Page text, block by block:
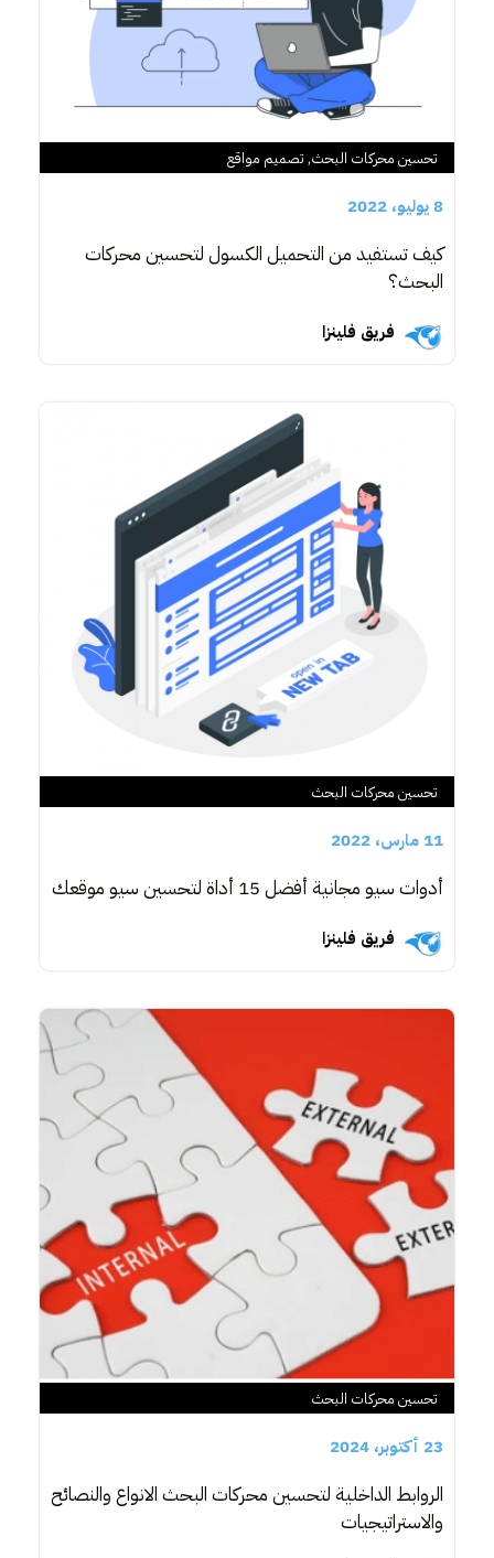
تحسين محركات البحث,تصميم مواقع
8 يوليو، 2022
كيف تستفيد من التحميل الكسول لتحسين محركات
البحث؟
فريق فلينزا
تحسين محركات البحث
11 مارس، 2022
أدوات سيو مجانية أفضل 15 أداة لتحسين سيو موقعك
فريق فلينزا
تحسين محركات البحث
23 أكتوبر، 2024
الروابط الداخلية لتحسين محركات البحث الانواع والنصائح
والاستراتيجيات